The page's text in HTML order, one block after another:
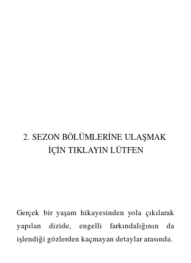
2. SEZON BÖLÜMLERİNE ULAŞMAK
İÇİN TIKLAYIN LÜTFEN
Gerçek bir yaşam hikayesinden yola çıkılarak
yapılan dizide, engelli farkındalığının da
işlendiği gözlerden kaçmayan detaylar arasında.